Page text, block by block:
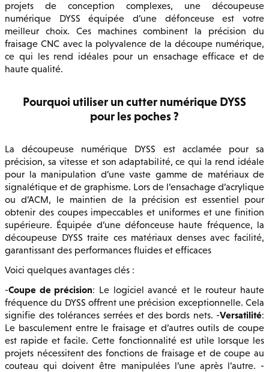
projets de conception complexes, une découpeuse
numérique DYSS équipée d’une défonceuse est votre
meilleur choix. Ces machines combinent la précision du
fraisage CNC avec la polyvalence de la découpe numérique,
ce qui les rend idéales pour un ensachage efficace et de
haute qualité.
Pourquoi utiliser un cutter numérique DYSS
pour les poches ?
La découpeuse numérique DYSS est acclamée pour sa
précision, sa vitesse et son adaptabilité, ce qui la rend idéale
pour la manipulation d’une vaste gamme de matériaux de
signalétique et de graphisme. Lors de l’ensachage d’acrylique
ou d’ACM, le maintien de la précision est essentiel pour
obtenir des coupes impeccables et uniformes et une finition
supérieure. Équipée d’une défonceuse haute fréquence, la
découpeuse DYSS traite ces matériaux denses avec facilité,
garantissant des performances fluides et efficaces
Voici quelques avantages clés :
-Coupe de précision: Le logiciel avancé et le routeur haute
fréquence du DYSS offrent une précision exceptionnelle. Cela
signifie des tolérances serrées et des bords nets. -Versatilité:
Le basculement entre le fraisage et d’autres outils de coupe
est rapide et facile. Cette fonctionnalité est utile lorsque les
projets nécessitent des fonctions de fraisage et de coupe au
couteau qui doivent être manipulées l’une après l’autre. -